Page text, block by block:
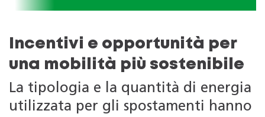
Incentivi e opportunità per
una mobilità più sostenibile
La tipologia e la quantità di energia
utilizzata per gli spostamenti hanno